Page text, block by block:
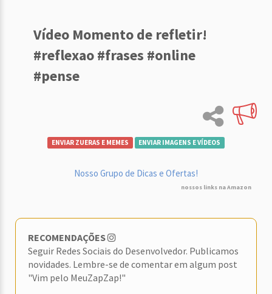
Vídeo Momento de refletir!
#reflexao #frases #online
#pense
ENVIAR ZUERAS E MEMES ENVIAR IMAGENS E VÍDEOS
Nosso Grupo de Dicas e Ofertas!
nossos links na Amazon
RECOMENDAÇÕES
Seguir Redes Sociais do Desenvolvedor. Publicamos
novidades. Lembre-se de comentar em algum post
"Vim pelo MeuZapZap!"